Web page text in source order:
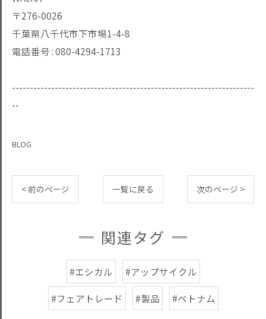
〒276-0026
千葉県八千代市下市場1-4-8
電話番号 :080-4294-1713
--------------------------------------------------------------------
--
BLOG
< 前のページ 一覧に戻る 次のページ >
関連タグ
#エシカル #アップサイクル
#フェアトレード #製品 #ベトナム